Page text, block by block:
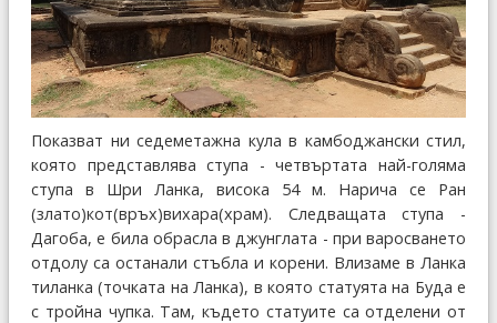
Показват ни седеметажна кула в камбоджански стил,
която представлява ступа - четвъртата най-голяма
ступа в Шри Ланка, висока 54 м. Нарича се Ран
(злато)кот(връх)вихара(храм). Следващата ступа -
Дагоба, е била обрасла в джунглата - при варосването
отдолу са останали стъбла и корени. Влизаме в Ланка
тиланка (точката на Ланка), в която статуята на Буда е
с тройна чупка. Там, където статуите са отделени от